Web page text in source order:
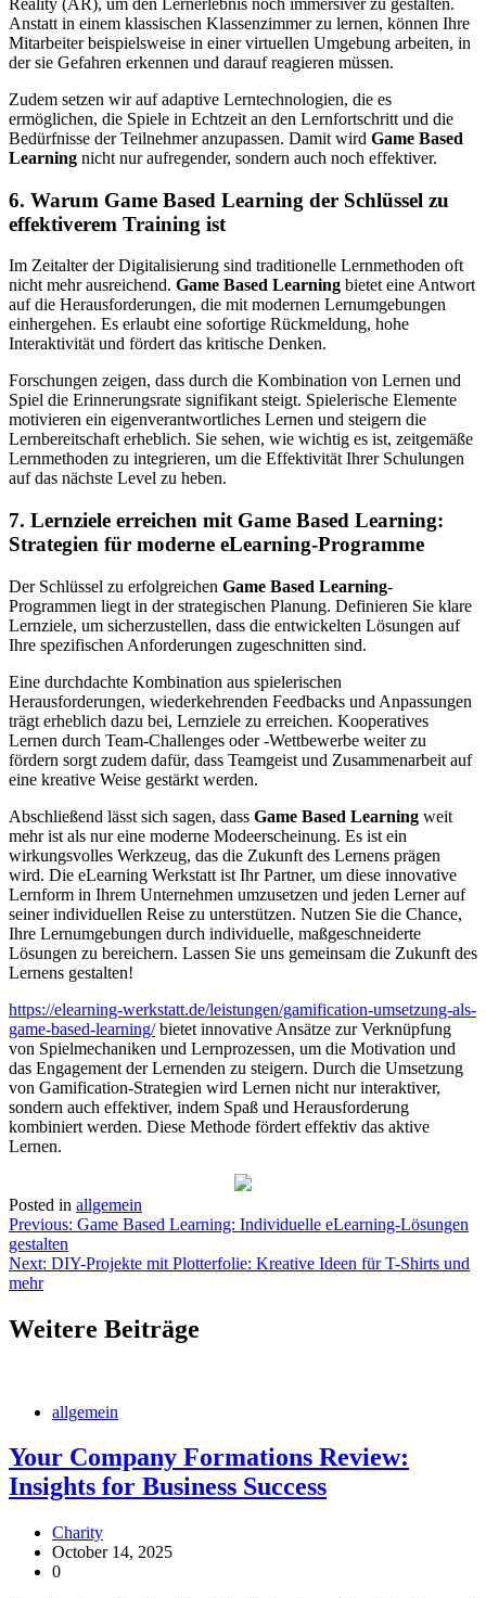
Anstatt in einem klassischen Klassenzimmer zu lernen, können Ihre
Mitarbeiter beispielsweise in einer virtuellen Umgebung arbeiten, in
der sie Gefahren erkennen und darauf reagieren müssen.
Zudem setzen wir auf adaptive Lerntechnologien, die es
ermöglichen, die Spiele in Echtzeit an den Lernfortschritt und die
Bedürfnisse der Teilnehmer anzupassen. Damit wird Game Based
Learning nicht nur aufregender, sondern auch noch effektiver.
6. Warum Game Based Learning der Schlüssel zu
effektiverem Training ist
Im Zeitalter der Digitalisierung sind traditionelle Lernmethoden oft
nicht mehr ausreichend. Game Based Learning bietet eine Antwort
auf die Herausforderungen, die mit modernen Lernumgebungen
einhergehen. Es erlaubt eine sofortige Rückmeldung, hohe
Interaktivität und fördert das kritische Denken.
Forschungen zeigen, dass durch die Kombination von Lernen und
Spiel die Erinnerungsrate signifikant steigt. Spielerische Elemente
motivieren ein eigenverantwortliches Lernen und steigern die
Lernbereitschaft erheblich. Sie sehen, wie wichtig es ist, zeitgemäße
Lernmethoden zu integrieren, um die Effektivität Ihrer Schulungen
auf das nächste Level zu heben.
7. Lernziele erreichen mit Game Based Learning:
Strategien für moderne eLearning-Programme
Der Schlüssel zu erfolgreichen Game Based Learning-
Programmen liegt in der strategischen Planung. Definieren Sie klare
Lernziele, um sicherzustellen, dass die entwickelten Lösungen auf
Ihre spezifischen Anforderungen zugeschnitten sind.
Eine durchdachte Kombination aus spielerischen
Herausforderungen, wiederkehrenden Feedbacks und Anpassungen
trägt erheblich dazu bei, Lernziele zu erreichen. Kooperatives
Lernen durch Team-Challenges oder -Wettbewerbe weiter zu
fördern sorgt zudem dafür, dass Teamgeist und Zusammenarbeit auf
eine kreative Weise gestärkt werden.
Abschließend lässt sich sagen, dass Game Based Learning weit
mehr ist als nur eine moderne Modeerscheinung. Es ist ein
wirkungsvolles Werkzeug, das die Zukunft des Lernens prägen
wird. Die eLearning Werkstatt ist Ihr Partner, um diese innovative
Lernform in Ihrem Unternehmen umzusetzen und jeden Lerner auf
seiner individuellen Reise zu unterstützen. Nutzen Sie die Chance,
Ihre Lernumgebungen durch individuelle, maßgeschneiderte
Lösungen zu bereichern. Lassen Sie uns gemeinsam die Zukunft des
Lernens gestalten!
https://elearning-werkstatt.de/leistungen/gamification-umsetzung-als-
game-based-learning/bietet innovative Ansätze zur Verknüpfung
von Spielmechaniken und Lernprozessen, um die Motivation und
das Engagement der Lernenden zu steigern. Durch die Umsetzung
von Gamification-Strategien wird Lernen nicht nur interaktiver,
sondern auch effektiver, indem Spaß und Herausforderung
kombiniert werden. Diese Methode fördert effektiv das aktive
Lernen.
Posted in allgemein
Post
navigation
Previous: Game Based Learning: Individuelle eLearning-Lösungen
gestalten
Next: DIY-Projekte mit Plotterfolie: Kreative Ideen für T-Shirts und
mehr
Weitere Beiträge
allgemein
Your Company Formations Review:
Insights for Business Success
Charity
October 14, 2025
0